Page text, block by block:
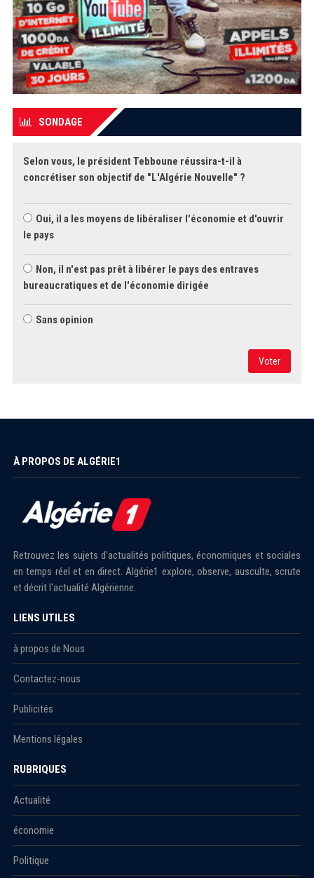
SONDAGE
Selon vous, le président Tebboune réussira-t-il à
concrétiser son objectif de "L'Algérie Nouvelle" ?
Oui, il a les moyens de libéraliser l'économie et d'ouvrir
le pays
Non, il n'est pas prêt à libérer le pays des entraves
bureaucratiques et de l'économie dirigée
Sans opinion
Voter
À PROPOS DE ALGÉRIE1
Retrouvez les sujets d'actualités politiques, économiques et sociales
en temps réel et en direct. Algérie1 explore, observe, ausculte, scrute
et décrit l'actualité Algérienne.
LIENS UTILES
à propos de Nous
Contactez-nous
Publicités
Mentions légales
RUBRIQUES
Actualité
économie
Politique